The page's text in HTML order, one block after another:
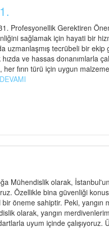
Profesyonellik Gerektiren
sağlamak için hayati bir
uzmanlaşmış tecrübeli bir
ve hassas donanımlarla
fırın türü için uygun
Mühendislik olarak,
Özellikle bina güvenliği
öneme sahiptir. Peki, yangın
olarak, yangın
uyum içinde çalışıyoruz.